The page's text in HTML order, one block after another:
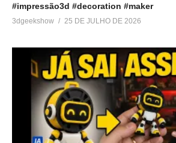
#impressão3d #decoration #maker
3dgeekshow 25 DE JULHO DE 2026